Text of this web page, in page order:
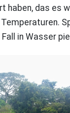
haben, das es
in Wasser